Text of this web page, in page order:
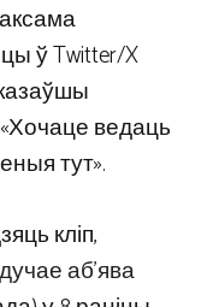
ў Twitter/X
ведаць
тут».
кліп,
аб’ява